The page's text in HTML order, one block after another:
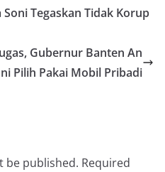
Tegaskan Tidak Korup
Gubernur Banten An
Pilih Pakai Mobil Pribadi
be published. Required